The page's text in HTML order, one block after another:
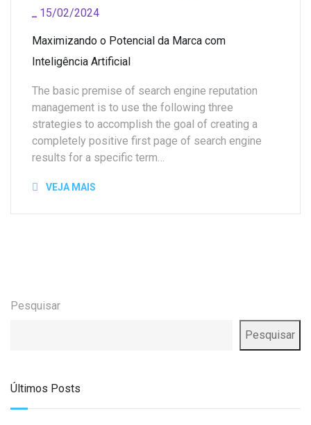
_ 15/02/2024
Maximizando o Potencial da Marca com
Inteligência Artificial
The basic premise of search engine reputation
management is to use the following three
strategies to accomplish the goal of creating a
completely positive first page of search engine
results for a specific term…
VEJA MAIS
Pesquisar
Pesquisar
Últimos Posts